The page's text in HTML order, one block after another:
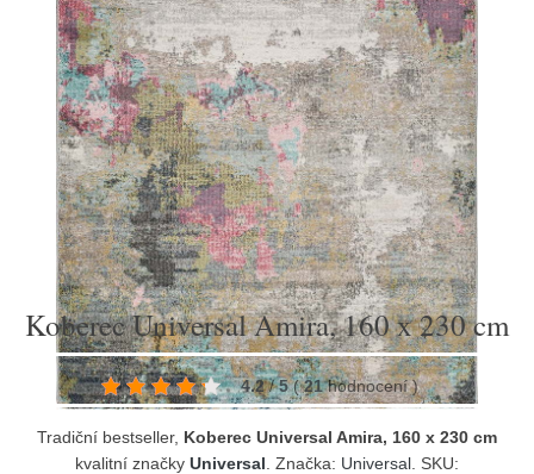
Koberec Universal Amira, 160 x 230 cm
4.2 / 5 ( 21 hodnocení)
Tradiční bestseller, Koberec Universal Amira, 160 x 230 cm
kvalitní značky Universal . Značka: Universal . SKU: